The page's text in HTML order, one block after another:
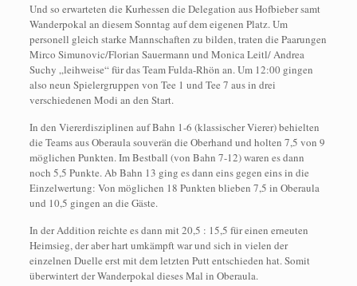
Und so erwarteten die Kurhessen die Delegation aus Hofbieber samt
Wanderpokal an diesem Sonntag auf dem eigenen Platz. Um
personell gleich starke Mannschaften zu bilden, traten die Paarungen
Mirco Simunovic/Florian Sauermann und Monica Leitl/ Andrea
Suchy „leihweise“ für das Team Fulda-Rhön an. Um 12:00 gingen
also neun Spielergruppen von Tee 1 und Tee 7 aus in drei
verschiedenen Modi an den Start.
In den Viererdisziplinen auf Bahn 1-6 (klassischer Vierer) behielten
die Teams aus Oberaula souverän die Oberhand und holten 7,5 von 9
möglichen Punkten. Im Bestball (von Bahn 7-12) waren es dann
noch 5,5 Punkte. Ab Bahn 13 ging es dann eins gegen eins in die
Einzelwertung: Von möglichen 18 Punkten blieben 7,5 in Oberaula
und 10,5 gingen an die Gäste.
In der Addition reichte es dann mit 20,5 : 15,5 für einen erneuten
Heimsieg, der aber hart umkämpft war und sich in vielen der
einzelnen Duelle erst mit dem letzten Putt entschieden hat. Somit
überwintert der Wanderpokal dieses Mal in Oberaula.